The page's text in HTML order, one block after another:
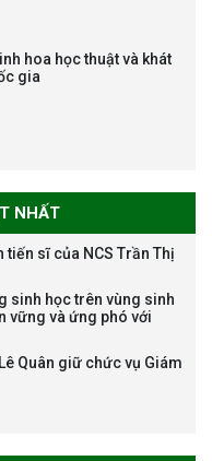
công tác tuyển dụng
Tuấn
hoa học thuật và khát
gia
NHẤT
sĩ của NCS Trần Thị
sinh học trên vùng sinh
vững và ứng phó với
Quân giữ chức vụ Giám